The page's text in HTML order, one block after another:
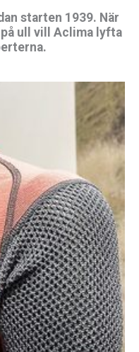
starten 1939. När
ull vill Aclima lyfta